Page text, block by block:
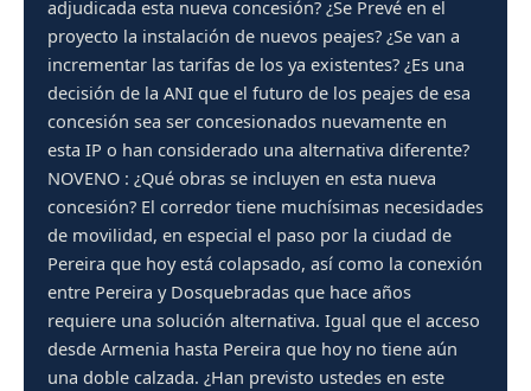
adjudicada esta nueva concesión? ¿Se Prevé en el
proyecto la instalación de nuevos peajes? ¿Se van a
incrementar las tarifas de los ya existentes? ¿Es una
decisión de la ANI que el futuro de los peajes de esa
concesión sea ser concesionados nuevamente en
esta IP o han considerado una alternativa diferente?
NOVENO : ¿Qué obras se incluyen en esta nueva
concesión? El corredor tiene muchísimas necesidades
de movilidad, en especial el paso por la ciudad de
Pereira que hoy está colapsado, así como la conexión
entre Pereira y Dosquebradas que hace años
requiere una solución alternativa. Igual que el acceso
desde Armenia hasta Pereira que hoy no tiene aún
una doble calzada. ¿Han previsto ustedes en este